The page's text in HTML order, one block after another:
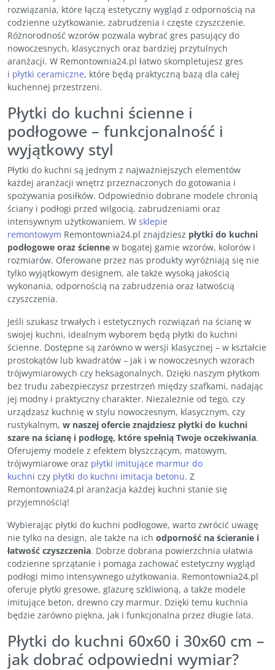
rozwiązania, które łączą estetyczny wygląd z odpornością na
codzienne użytkowanie, zabrudzenia i częste czyszczenie.
Różnorodność wzorów pozwala wybrać gres pasujący do
nowoczesnych, klasycznych oraz bardziej przytulnych
aranżacji. W Remontownia24.pl łatwo skompletujesz gres
i płytki ceramiczne, które będą praktyczną bazą dla całej
kuchennej przestrzeni.
Płytki do kuchni ścienne i
podłogowe – funkcjonalność i
wyjątkowy styl
Płytki do kuchni są jednym z najważniejszych elementów
każdej aranżacji wnętrz przeznaczonych do gotowania i
spożywania posiłków. Odpowiednio dobrane modele chronią
ściany i podłogi przed wilgocią, zabrudzeniami oraz
intensywnym użytkowaniem. W sklepie
remontowym Remontownia24.pl znajdziesz płytki do kuchni
podłogowe oraz ścienne w bogatej gamie wzorów, kolorów i
rozmiarów. Oferowane przez nas produkty wyróżniają się nie
tylko wyjątkowym designem, ale także wysoką jakością
wykonania, odpornością na zabrudzenia oraz łatwością
czyszczenia.
Jeśli szukasz trwałych i estetycznych rozwiązań na ścianę w
swojej kuchni, idealnym wyborem będą płytki do kuchni
ścienne. Dostępne są zarówno w wersji klasycznej – w kształcie
prostokątów lub kwadratów – jak i w nowoczesnych wzorach
trójwymiarowych czy heksagonalnych. Dzięki naszym płytkom
bez trudu zabezpieczysz przestrzeń między szafkami, nadając
jej modny i praktyczny charakter. Niezależnie od tego, czy
urządzasz kuchnię w stylu nowoczesnym, klasycznym, czy
rustykalnym, w naszej ofercie znajdziesz płytki do kuchni
szare na ścianę i podłogę, które spełnią Twoje oczekiwania.
Oferujemy modele z efektem błyszczącym, matowym,
trójwymiarowe oraz płytki imitujące marmur do
kuchni czy płytki do kuchni imitacja betonu. Z
Remontownia24.pl aranżacja każdej kuchni stanie się
przyjemnością!
Wybierając płytki do kuchni podłogowe, warto zwrócić uwagę
nie tylko na design, ale także na ich odporność na ścieranie i
łatwość czyszczenia. Dobrze dobrana powierzchnia ułatwia
codzienne sprzątanie i pomaga zachować estetyczny wygląd
podłogi mimo intensywnego użytkowania. Remontownia24.pl
oferuje płytki gresowe, glazurę szkliwioną, a także modele
imitujące beton, drewno czy marmur. Dzięki temu kuchnia
będzie zarówno piękna, jak i funkcjonalna przez długie lata.
Płytki do kuchni 60x60 i 30x60 cm –
jak dobrać odpowiedni wymiar?